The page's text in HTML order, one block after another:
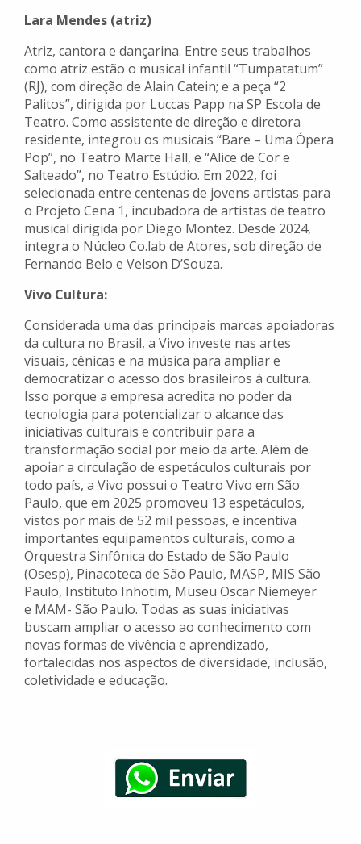
Lara Mendes (atriz)
Atriz, cantora e dançarina. Entre seus trabalhos
como atriz estão o musical infantil “Tumpatatum”
(RJ), com direção de Alain Catein; e a peça “2
Palitos”, dirigida por Luccas Papp na SP Escola de
Teatro. Como assistente de direção e diretora
residente, integrou os musicais “Bare – Uma Ópera
Pop”, no Teatro Marte Hall, e “Alice de Cor e
Salteado”, no Teatro Estúdio. Em 2022, foi
selecionada entre centenas de jovens artistas para
o Projeto Cena 1, incubadora de artistas de teatro
musical dirigida por Diego Montez. Desde 2024,
integra o Núcleo Co.lab de Atores, sob direção de
Fernando Belo e Velson D’Souza.
Vivo Cultura:
Considerada uma das principais marcas apoiadoras
da cultura no Brasil, a Vivo investe nas artes
visuais, cênicas e na música para ampliar e
democratizar o acesso dos brasileiros à cultura.
Isso porque a empresa acredita no poder da
tecnologia para potencializar o alcance das
iniciativas culturais e contribuir para a
transformação social por meio da arte. Além de
apoiar a circulação de espetáculos culturais por
todo país, a Vivo possui o Teatro Vivo em São
Paulo, que em 2025 promoveu 13 espetáculos,
vistos por mais de 52 mil pessoas, e incentiva
importantes equipamentos culturais, como a
Orquestra Sinfônica do Estado de São Paulo
(Osesp), Pinacoteca de São Paulo, MASP, MIS São
Paulo, Instituto Inhotim, Museu Oscar Niemeyer
e MAM- São Paulo. Todas as suas iniciativas
buscam ampliar o acesso ao conhecimento com
novas formas de vivência e aprendizado,
fortalecidas nos aspectos de diversidade, inclusão,
coletividade e educação.